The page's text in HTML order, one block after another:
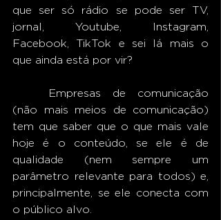
que ser só rádio se pode ser TV,
jornal, Youtube, Instagram,
Facebook, TikTok e sei lá mais o
que ainda está por vir?
(não mais meios de comunicação)
tem que saber que o que mais vale
hoje é o conteúdo, se ele é de
qualidade (nem sempre um
parâmetro relevante para todos) e,
principalmente, se ele conecta com
o público alvo.